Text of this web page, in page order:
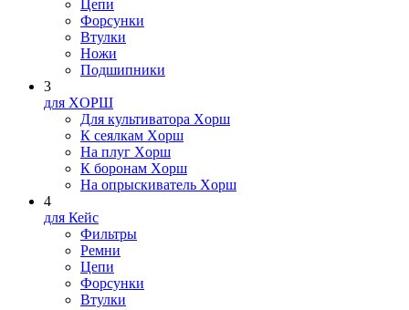
Цепи
Форсунки
Втулки
Ножи
Подшипники
3
для XOPШ
Для культиватора Xopш
К сеялкам Xopш
На плуг Xopш
К боронам Xopш
На опрыскиватель Xopш
4
для Кейс
Фильтры
Ремни
Цепи
Форсунки
Втулки